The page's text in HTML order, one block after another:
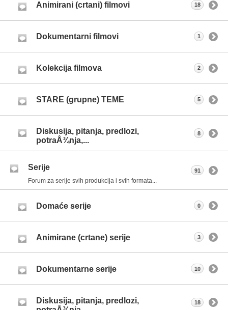
Animirani (crtani) filmovi 18
Dokumentarni filmovi 1
Kolekcija filmova 2
STARE (grupne) TEME 5
Diskusija, pitanja, predlozi,
potraÅ¾nja,...
8
Serije
Forum za serije svih produkcija i svih formata...
91
Domaće serije 0
Animirane (crtane) serije 3
Dokumentarne serije 10
Diskusija, pitanja, predlozi,
18